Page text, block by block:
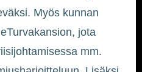
Myös kunnan
jota
mm.